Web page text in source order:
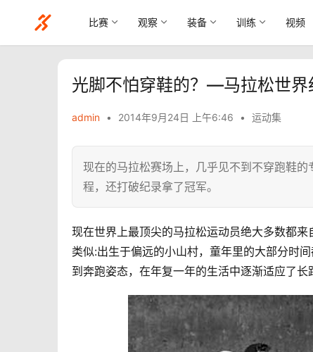
比赛 观察 装备 训练 视频
光脚不怕穿鞋的？—马拉松世界
admin • 2014年9月24日 上午6:46 • 运动集
现在的马拉松赛场上，几乎见不到不穿跑鞋
程，还打破纪录拿了冠军。
现在世界上最顶尖的马拉松运动员绝大多数都
类似:出生于偏远的小山村，童年里的大部分时
到奔跑姿态，在年复一年的生活中逐渐适应了长